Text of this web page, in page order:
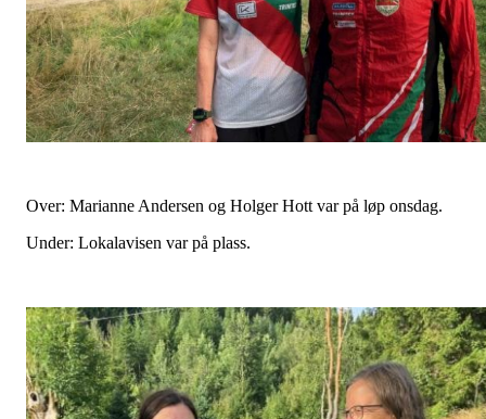
Over: Marianne Andersen og Holger Hott var på løp onsdag.
Under: Lokalavisen var på plass.